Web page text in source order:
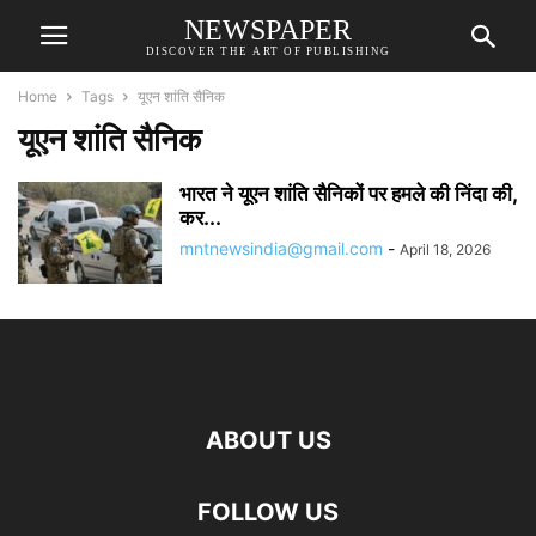
NEWSPAPER
DISCOVER THE ART OF PUBLISHING
Home Tags यूएन शांति सैनिक
यूएन शांति सैनिक
भारत ने यूएन शांति सैनिकों पर हमले की निंदा की,
कर...
mntnewsindia@gmail.com - April 18, 2026
ABOUT US
FOLLOW US